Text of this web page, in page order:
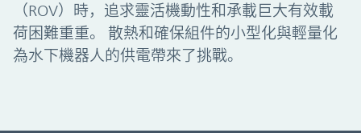
（ROV）時，追求靈活機動性和承載巨大有效載
荷困難重重。 散熱和確保組件的小型化與輕量化
為水下機器人的供電帶來了挑戰。